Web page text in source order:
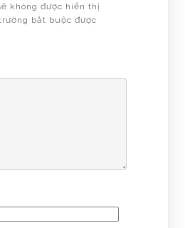
không được hiển thị
bắt buộc được